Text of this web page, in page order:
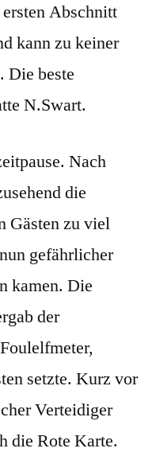
Abschnitt
kann zu keiner
Die beste
N.Swart.
Nach
die
Gästen zu viel
gefährlicher
kamen. Die
der
setzte. Kurz vor
Verteidiger
die Rote Karte.